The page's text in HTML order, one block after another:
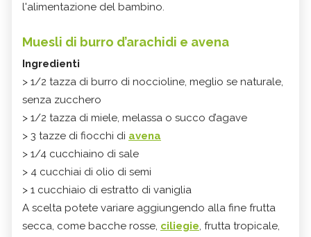
l'alimentazione del bambino.
Muesli di burro d’arachidi e avena
Ingredienti
> 1/2 tazza di burro di noccioline, meglio se naturale,
senza zucchero
> 1/2 tazza di miele, melassa o succo d’agave
> 3 tazze di fiocchi di avena
> 1/4 cucchiaino di sale
> 4 cucchiai di olio di semi
> 1 cucchiaio di estratto di vaniglia
A scelta potete variare aggiungendo alla fine frutta
secca, come bacche rosse, ciliegie, frutta tropicale,